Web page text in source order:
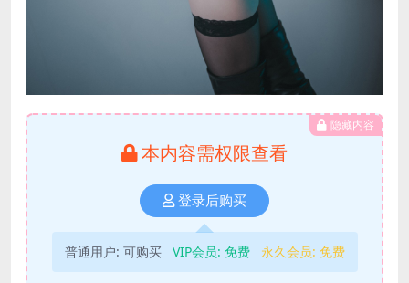
隐藏内容
本内容需权限查看
登录后购买
普通用户: 可购买 VIP会员: 免费 永久会员: 免费